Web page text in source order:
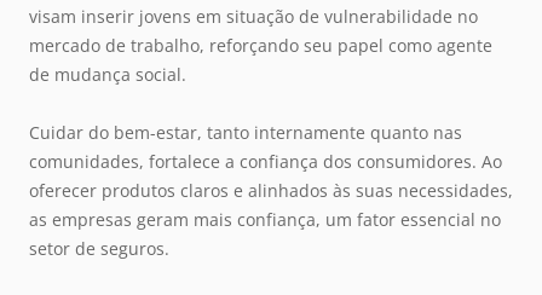
visam inserir jovens em situação de vulnerabilidade no
mercado de trabalho, reforçando seu papel como agente
de mudança social.
Cuidar do bem-estar, tanto internamente quanto nas
comunidades, fortalece a confiança dos consumidores. Ao
oferecer produtos claros e alinhados às suas necessidades,
as empresas geram mais confiança, um fator essencial no
setor de seguros.